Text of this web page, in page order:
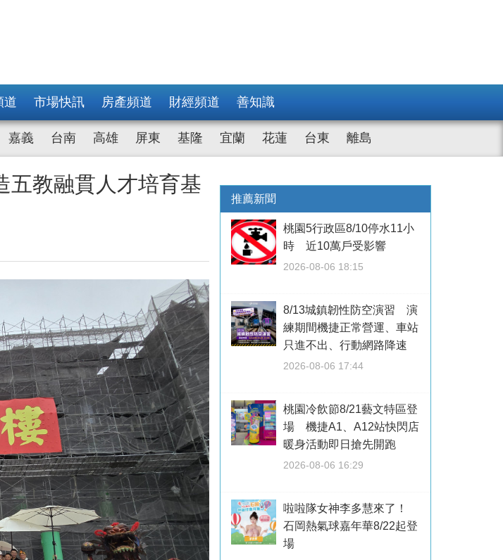
道 市場快訊 房產頻道 財經頻道 善知識
嘉義 台南 高雄 屏東 基隆 宜蘭 花蓮 台東 離島
教融貫人才培育基
推薦新聞
桃園5行政區8/10停水11小
時 近10萬戶受影響
2026-08-06 18:15
8/13城鎮韌性防空演習 演
練期間機捷正常營運、車站
只進不出、行動網路降速
2026-08-06 17:44
桃園冷飲節8/21藝文特區登
場 機捷A1、A12站快閃店
暖身活動即日搶先開跑
2026-08-06 16:29
啦啦隊女神李多慧來了！
石岡熱氣球嘉年華8/22起登
場